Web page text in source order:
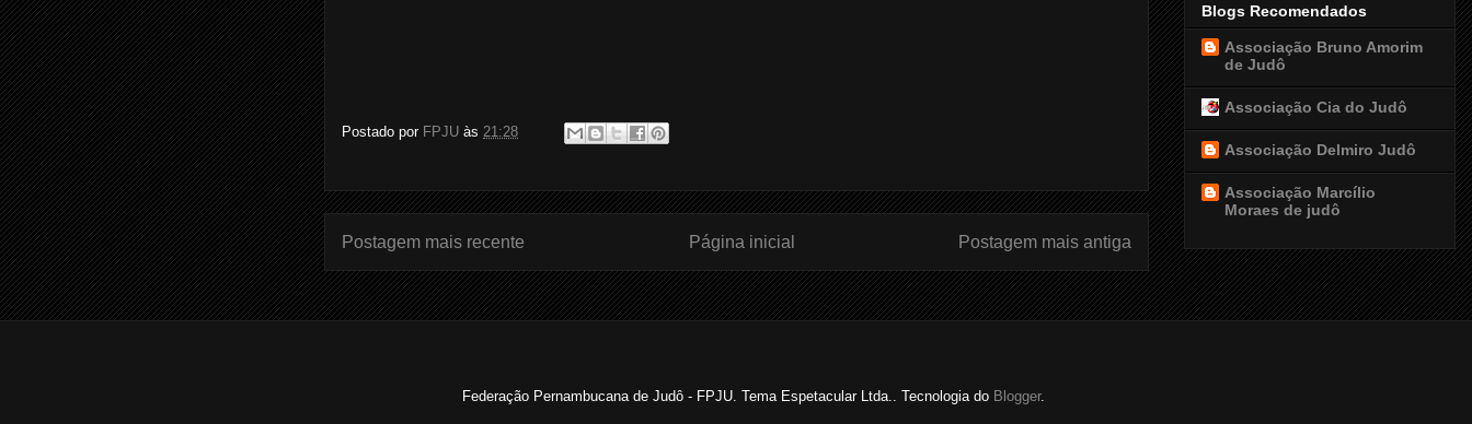
Postado por FPJU às 21:28
Postagem mais recente Postagem mais antiga
Página inicial
Blogs Recomendados
Associação Bruno Amorim
de Judô
Associação Cia do Judô
Associação Delmiro Judô
Associação Marcílio
Moraes de judô
Federação Pernambucana de Judô - FPJU. Tema Espetacular Ltda.. Tecnologia do Blogger.